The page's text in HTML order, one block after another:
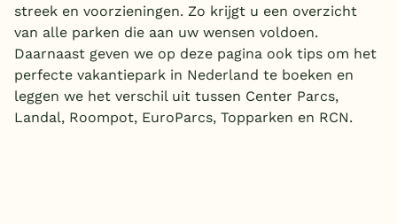
streek en voorzieningen. Zo krijgt u een overzicht
van alle parken die aan uw wensen voldoen.
Daarnaast geven we op deze pagina ook tips om het
perfecte vakantiepark in Nederland te boeken en
leggen we het verschil uit tussen Center Parcs,
Landal, Roompot, EuroParcs, Topparken en RCN.